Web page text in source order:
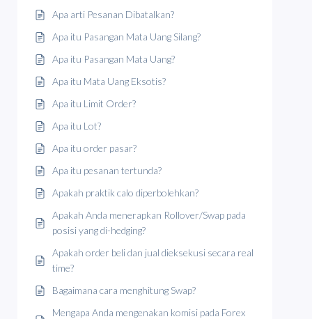
Apa arti Pesanan Dibatalkan?
Apa itu Pasangan Mata Uang Silang?
Apa itu Pasangan Mata Uang?
Apa itu Mata Uang Eksotis?
Apa itu Limit Order?
Apa itu Lot?
Apa itu order pasar?
Apa itu pesanan tertunda?
Apakah praktik calo diperbolehkan?
Apakah Anda menerapkan Rollover/Swap pada
posisi yang di-hedging?
Apakah order beli dan jual dieksekusi secara real
time?
Bagaimana cara menghitung Swap?
Mengapa Anda mengenakan komisi pada Forex